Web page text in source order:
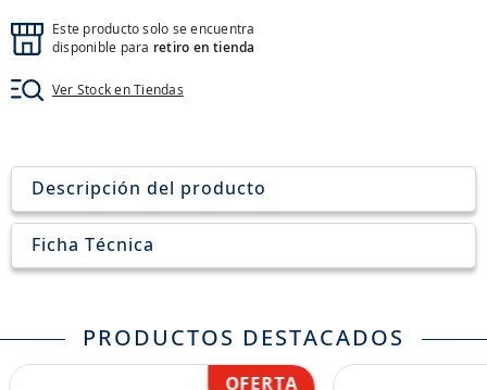
Este producto solo se encuentra
disponible para retiro en tienda
Ver Stock en Tiendas
Descripción del producto
Ficha Técnica
PRODUCTOS DESTACADOS
9.
aceite
10
jockey john deere